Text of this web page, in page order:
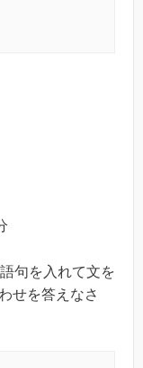
句を入れて文を
せを答えなさ